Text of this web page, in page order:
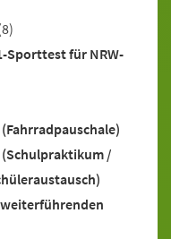
Sporttest für NRW-
/